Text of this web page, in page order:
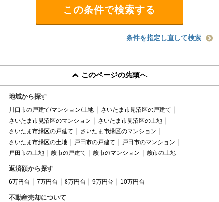
条件を指定し直して検索
このページの先頭へ
地域から探す
川口市の戸建て/マンション/土地
さいたま市見沼区の戸建て
さいたま市見沼区のマンション
さいたま市見沼区の土地
さいたま市緑区の戸建て
さいたま市緑区のマンション
さいたま市緑区の土地
戸田市の戸建て
戸田市のマンション
戸田市の土地
蕨市の戸建て 蕨市のマンション 蕨市の土地
返済額から探す
6万円台 7万円台 8万円台 9万円台 10万円台
不動産売却について